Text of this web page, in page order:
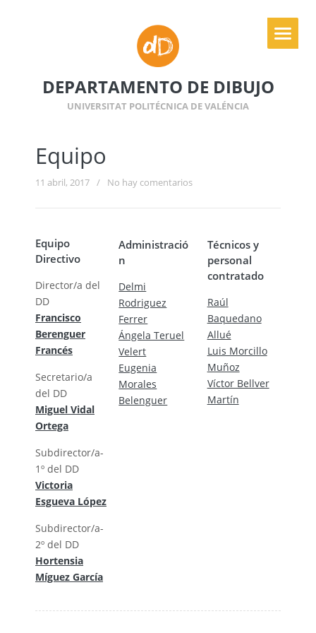
DEPARTAMENTO DE DIBUJO
UNIVERSITAT POLITÉCNICA DE VALÉNCIA
Equipo
11 abril, 2017 / No hay comentarios
Equipo
Directivo
Director/a del
DD
Francisco
Berenguer
Francés
Secretario/a
del DD
Miguel Vidal
Ortega
Subdirector/a-
1º del DD
Victoria
Esgueva López
Subdirector/a-
2º del DD
Hortensia
Míguez García
Administració
n
Delmi
Rodriguez
Ferrer
Ángela Teruel
Velert
Eugenia
Morales
Belenguer
Técnicos y
personal
contratado
Raúl
Baquedano
Allué
Luis Morcillo
Muñoz
Víctor Bellver
Martín